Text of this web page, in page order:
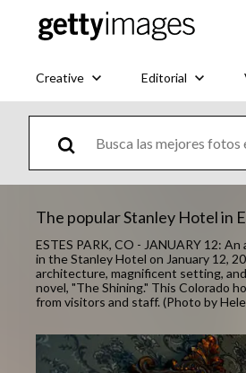
Creative Editorial
The popular Stanley Hotel in
ESTES PARK, CO - JANUARY 12:
in the Stanley Hotel on January 12,
architecture, magnificent setting,
novel, "The Shining." This Colorado
from visitors and staff. (Photo by